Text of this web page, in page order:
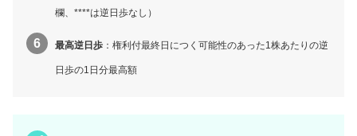
欄、****は逆日歩なし）
最高逆日歩 ：権利付最終日につく可能性のあった1株あたりの逆
日歩の1日分最高額